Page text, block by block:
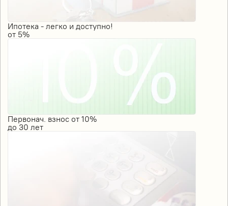
Ипотека - легко и доступно!
от 5%
Первонач. взнос от 10%
до 30 лет